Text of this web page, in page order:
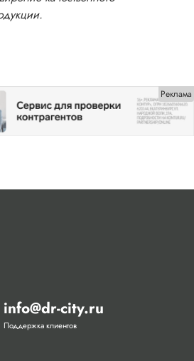
Реклама
info@dr-city.ru
Поддержка клиентов